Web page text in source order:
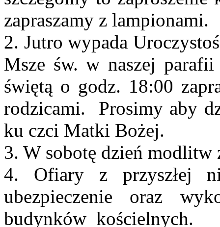
zapraszamy z lampionami.
2. Jutro wypada
Msze św. w naszej
świętą o godz. 18:00
rodzicami. Prosimy aby
ku czci Matki Bożej.
3. W sobotę dzień modlitw
4. Ofiary z przyszłej
ubezpieczenie oraz
budynków kościelnych.